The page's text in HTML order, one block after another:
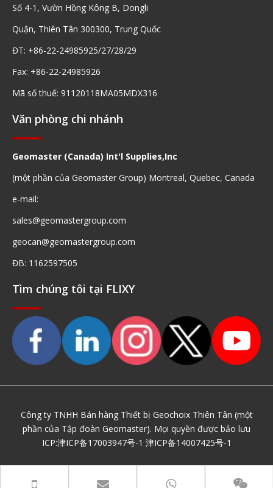
Số 4-1, Vườn Hồng Kông B, Dongli
Quận, Thiên Tân 300300, Trung Quốc
ĐT: +86-22-24985925/27/28/29
Fax: +86-22-24985926
Mã số thuế: 91120118MA05MDX316
Văn phòng chi nhánh
Geomaster (Canada) Int'l Supplies,Inc
(một phần của Geomaster Group) Montreal, Quebec, Canada
e-mail:
sales@geomastergroup.com
geocan@geomastergroup.com
ĐB: 1162597505
Tìm chúng tôi tại FLIXY
Công ty TNHH Bán hàng Thiết bị Geochoix Thiên Tân (một
phần của Tập đoàn Geomaster). Mọi quyền được bảo lưu
ICP:津ICP备17003947号-1 津ICP备14007425号-1